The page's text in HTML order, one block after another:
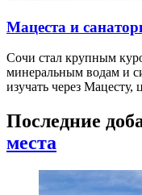
Мацеста и
Сочи стал крупным
минеральным водам и
изучать через
Последние
места